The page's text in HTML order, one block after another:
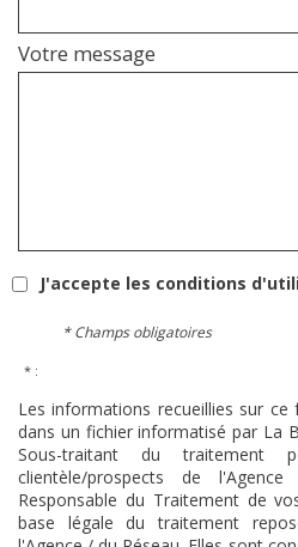
Votre message
J'accepte les conditions
* Champs obligatoires
* :
Les informations recueillies sur
dans un fichier informatisé par La
Sous-traitant du
clientèle/prospects de
Responsable du Traitement de
base légale du traitement